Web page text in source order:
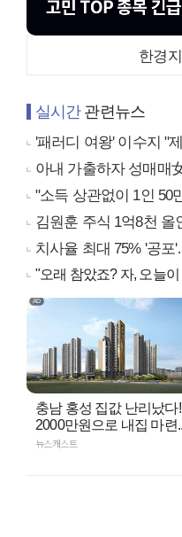
한경
실시간관련뉴스
'패러디 여왕' 이수지 "
아내 가출하자 성매매
"소득 상관없이 1인
김원훈 주식 1억8천
치사율 최대 75% '공
"오래 참았죠? 자, 오늘
충남 홍성 집값 난리났다!
2000만원으로 내집 마련..
뉴스캐스트